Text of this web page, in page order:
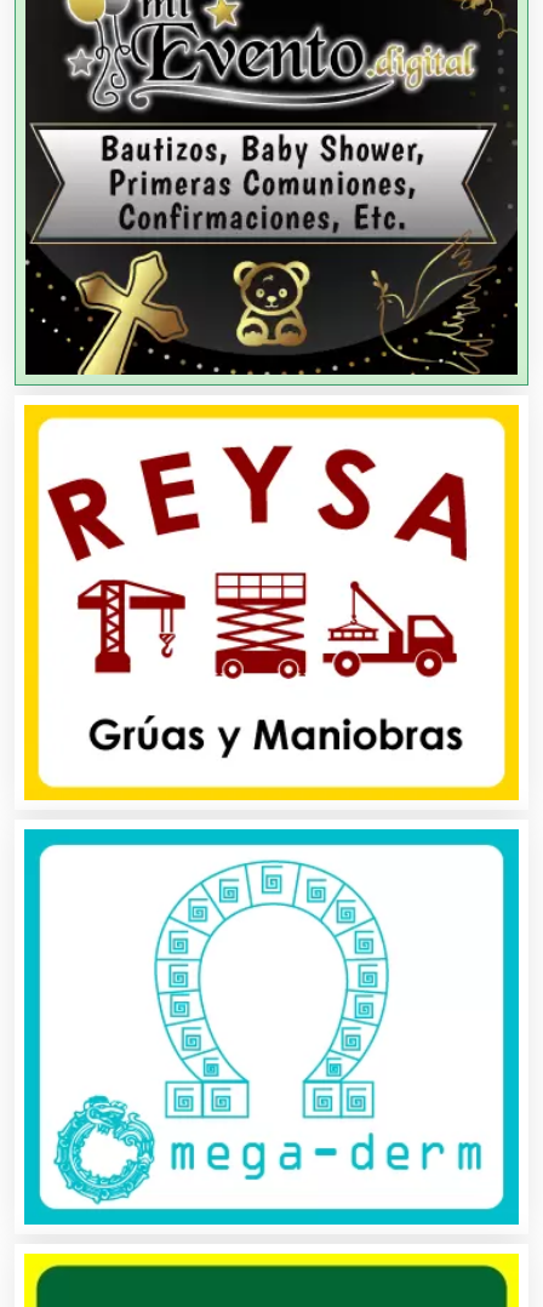
Agencias de Modelos
Agencias de Publicidad
Agencias de Viajes
Agricultores
Agricultura y Ganadería
Agua Purificada
Aire Acondicionado
Alarmas
Albercas
Alimentos
Almacenaje
Alquiler de Autos
Alquiler de Equipos para Fiestas